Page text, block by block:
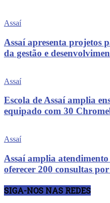
Assaí
Assaí apresenta projetos
da gestão e
Assaí
Escola de Assaí amplia
equipado com 30
Assaí
Assaí amplia
oferecer 200 consultas por
SIGA-NOS NAS REDES